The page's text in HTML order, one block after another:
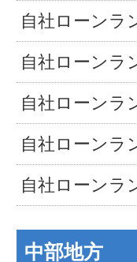
自社ローンラ
自社ローンラ
自社ローンラ
自社ローンラ
自社ローンラ
中部地方